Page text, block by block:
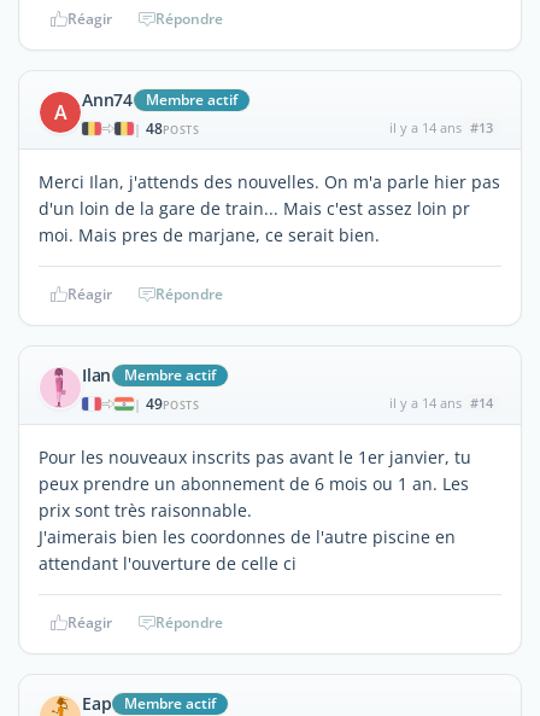
Réagir Répondre
A Ann74 Membre actif
| 48POSTS il y a 14 ans #13
Merci Ilan, j'attends des nouvelles. On m'a parle hier pas
d'un loin de la gare de train... Mais c'est assez loin pr
moi. Mais pres de marjane, ce serait bien.
Réagir Répondre
Ilan Membre actif
| 49POSTS il y a 14 ans #14
Pour les nouveaux inscrits pas avant le 1er janvier, tu
peux prendre un abonnement de 6 mois ou 1 an. Les
prix sont très raisonnable.
J'aimerais bien les coordonnes de l'autre piscine en
attendant l'ouverture de celle ci
Réagir Répondre
Eap Membre actif